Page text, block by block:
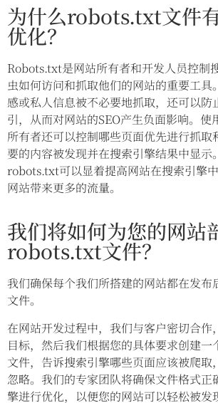
为什么robots.txt文件
优化？
Robots.txt是网站所有者和开发人员控制
虫如何访问和抓取他们的网站的重要工具
感或私人信息被不必要地抓取，还可以防
引，从而对网站的SEO产生负面影响。
所有者还可以控制哪些页面优先进行抓取
要的内容被发现并在搜索引擎结果中显示
robots.txt可以显着提高网站在搜索引擎
网站带来更多的流量。
我们将如何为您的网站
robots.txt文件？
我们确保每个我们所搭建的网站都在发
文件。
在网站开发过程中，我们与客户密切合作
目标，然后我们根据您的具体要求创建
文件，告诉搜索引擎哪些页面应该被爬取
忽略。我们的专家团队将确保文件格式正
擎进行优化，以便您的网站可以轻松被发